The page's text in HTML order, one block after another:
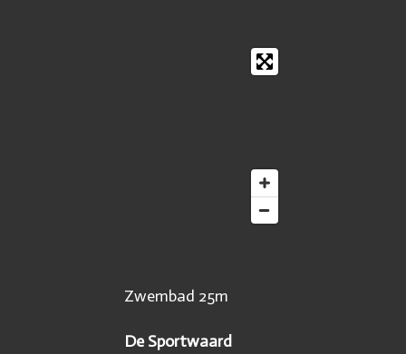
Zwembad 25m
De Sportwaard